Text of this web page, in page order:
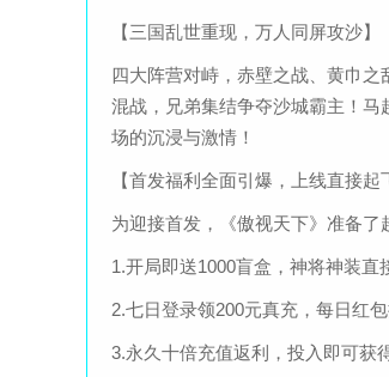
【三国乱世重现，万人同屏攻沙】
四大阵营对峙，赤壁之战、黄巾
混战，兄弟集结争夺沙城霸主！
场的沉浸与激情！
【首发福利全面引爆，上线直接起
为迎接首发，《傲视天下》准备了
1.开局即送1000盲盒，神将神装直
2.七日登录领200元真充，每日红包
3.永久十倍充值返利，投入即可获